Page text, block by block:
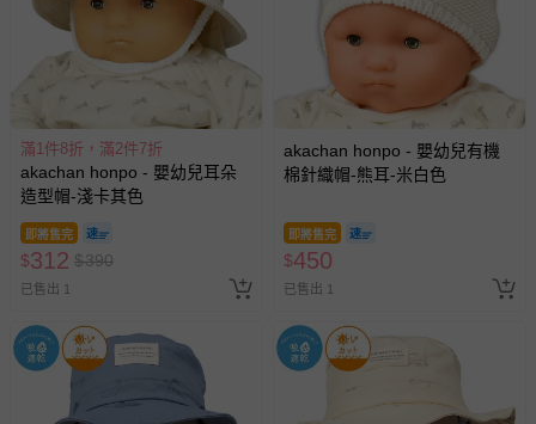
滿1件8折，滿2件7折
akachan honpo - 嬰幼兒耳朵
造型帽-淺卡其色
即將售完
$312 $390
已售出 1
akachan honpo - 嬰幼兒有機
棉針織帽-熊耳-米白色
即將售完
$450
已售出 1